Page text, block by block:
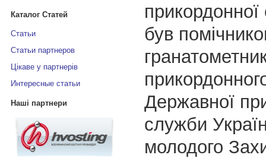
Каталог Статей
Статьи
Статьи партнеров
Цікаве у партнерів
Интересные статьи
Наші партнери
був
Державної
служби
молодого